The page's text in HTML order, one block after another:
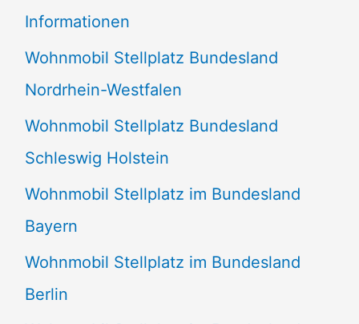
n
n
a
c
h
:
Informationen
Wohnmobil Stellplatz Bundesland
Nordrhein-Westfalen
Wohnmobil Stellplatz Bundesland
Schleswig Holstein
Wohnmobil Stellplatz im Bundesland
Bayern
Wohnmobil Stellplatz im Bundesland
Berlin